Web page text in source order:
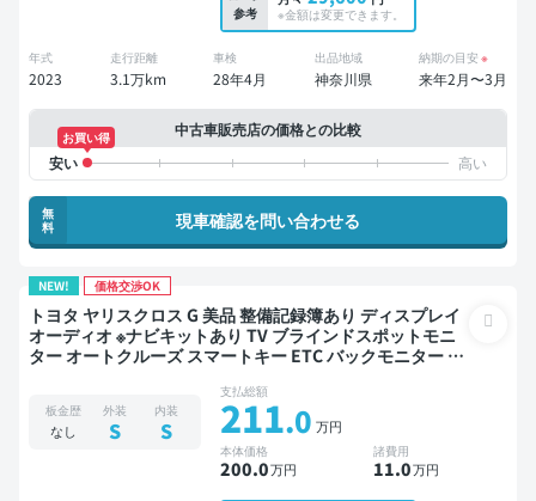
参考
※金額は変更できます。
年式
2023
走行距離
3.1万km
車検
28年4月
出品地域
神奈川県
納期の目安 ※
来年2月〜3月
中古車販売店の価格との比較
お買い得
無
料
現車確認を問い合わせる
NEW! 価格交渉OK
トヨタ ヤリスクロス G 美品 整備記録簿あり ディスプレイ
オーディオ ※ナビキットあり TV ブラインドスポットモニ
ター オートクルーズ スマートキー ETC バックモニター 全
板金歴
なし
外装
S
内装
S
支払総額
211.0 万円
本体価格
200.0万円
諸費用
11.0万円